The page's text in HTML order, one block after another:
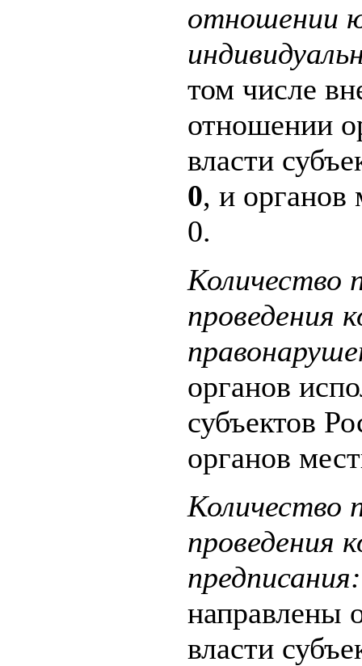
отношении
том числе
отношении
власти
0, и органов
0.
Количество
проведения
органов
субъектов
органов
Количество
проведения
направлены
власти